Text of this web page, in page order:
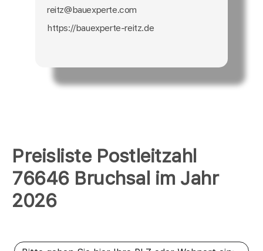
Preisliste Postleitzahl
76646 Bruchsal im Jahr
2026
reitz@bauexperte.com
https://bauexperte-reitz.de